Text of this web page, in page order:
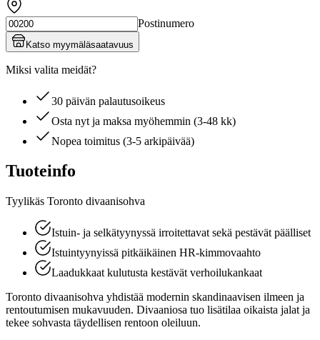
Postinumero
Katso myymäläsaatavuus
Miksi valita meidät?
30 päivän palautusoikeus
Osta nyt ja maksa myöhemmin (3-48 kk)
Nopea toimitus (3-5 arkipäivää)
Tuoteinfo
Tyylikäs Toronto divaanisohva
Istuin- ja selkätyynyssä irroitettavat sekä pestävät päälliset
Istuintyynyissä pitkäikäinen HR-kimmovaahto
Laadukkaat kulutusta kestävät verhoilukankaat
Toronto divaanisohva yhdistää modernin skandinaavisen ilmeen ja
rentoutumisen mukavuuden. Divaaniosa tuo lisätilaa oikaista jalat ja
tekee sohvasta täydellisen rentoon oleiluun.